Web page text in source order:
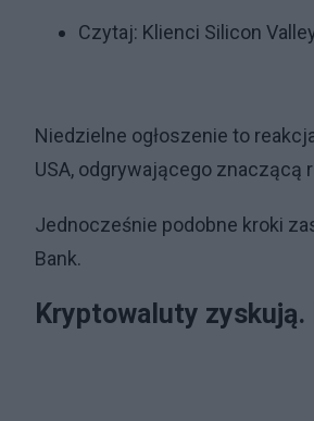
Czytaj: Klienci Silicon
Niedzielne ogłoszenie to
USA, odgrywającego znaczącą
Jednocześnie podobne kroki
Bank.
Kryptowaluty zyskują.